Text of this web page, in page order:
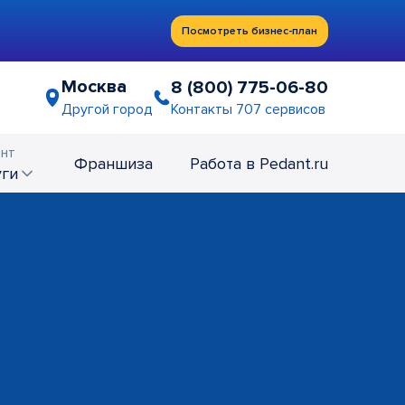
Посмотреть бизнес-план
Москва
Другой город
8 (800) 775-06-80
Контакты 707 сервисов
Франшиза Работа в Pedant.ru